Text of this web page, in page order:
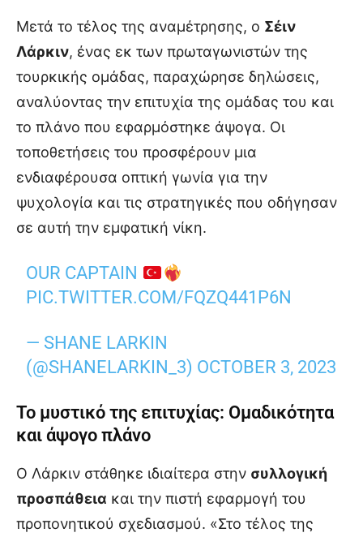
Μετά το τέλος της αναμέτρησης, ο Σέιν
Λάρκιν, ένας εκ των πρωταγωνιστών της
τουρκικής ομάδας, παραχώρησε δηλώσεις,
αναλύοντας την επιτυχία της ομάδας του και
το πλάνο που εφαρμόστηκε άψογα. Οι
τοποθετήσεις του προσφέρουν μια
ενδιαφέρουσα οπτική γωνία για την
ψυχολογία και τις στρατηγικές που οδήγησαν
σε αυτή την εμφατική νίκη.
OUR CAPTAIN
PIC.TWITTER.COM/FQZQ441P6N
— SHANE LARKIN
(@SHANELARKIN_3) OCTOBER 3, 2023
Το μυστικό της επιτυχίας: Ομαδικότητα
και άψογο πλάνο
Ο Λάρκιν στάθηκε ιδιαίτερα στην συλλογική
προσπάθεια και την πιστή εφαρμογή του
προπονητικού σχεδιασμού. «Στο τέλος της